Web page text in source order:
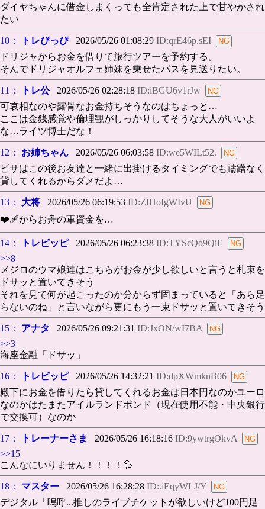
ダイヤちゃんに借金しまくっても全肯定された上で甘やかされ
たい
10： トレぴっぴ2026/05/26 01:08:29 ID:qrE46p.sEI
ドリジャからお金を借りて旅行ツアーを予約する。
そんでドリジャオルフェ姉妹を乗せたバスを見送りたい。
11： トレ公2026/05/26 02:28:18 ID:iBGU6v1rJw
可哀相なのや露骨なお金持ちそうなのはちょっと…
ここは金銭感覚や倫理観がしっかりしてそうな大人がいいよ
な…ライツ博士だな！
12： お姉ちゃん 2026/05/26 06:03:58 ID:we5WILt52.
ピサはこの後お友達と一緒に出掛けるタイミングでも躊躇なく
貸してくれるからダメだよ…
13： 大将 2026/05/26 06:19:53 ID:ZIHoIgWIvU
❤️‍🩹からお舟の軍資金を…
14： トレピッピ2026/05/26 06:23:38 ID:TYScQo9QiE
>>8
メジロのウマ娘達はこちらがお金が少し欲しいと言うと札束を
ドサッと置いてきそう
それを見て何が起こったのか分からず固まっていると「あら足
らないのね」と言いながら更にもう一束ドサッと置いてきそう
15： アナタ 2026/05/26 09:21:31 ID:JxON/wI7BA
>>3
海座金融「ドサッ」
16： トレピッピ2026/05/26 14:32:21 ID:dpXWmknB06
殿下にお金を借りたら貸してくれるお金は日本円なのかユーロ
なのかはたまたアイルランドポンド（現在使用不能・中央銀行
で交換可）なのか
17： トレーナーさま 2026/05/26 16:18:16 ID:9ywtrgOkvA
>>15
こんなにいりません！！！！💦
18： マスター 2026/05/26 16:28:28 ID:.iEqyWLJ/Y
デジタル「嗚呼...推しのライブチケットが欲しいけど100円足